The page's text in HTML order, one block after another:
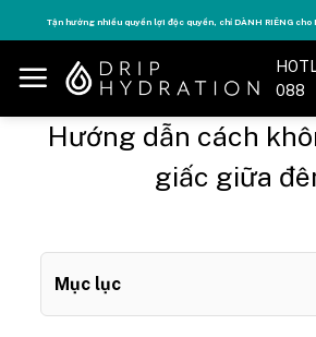
to
content
Tăng năng lượng - sống đỉnh cao với thẻ
088
Hướng dẫn cách
giấc giữa
Mục lục